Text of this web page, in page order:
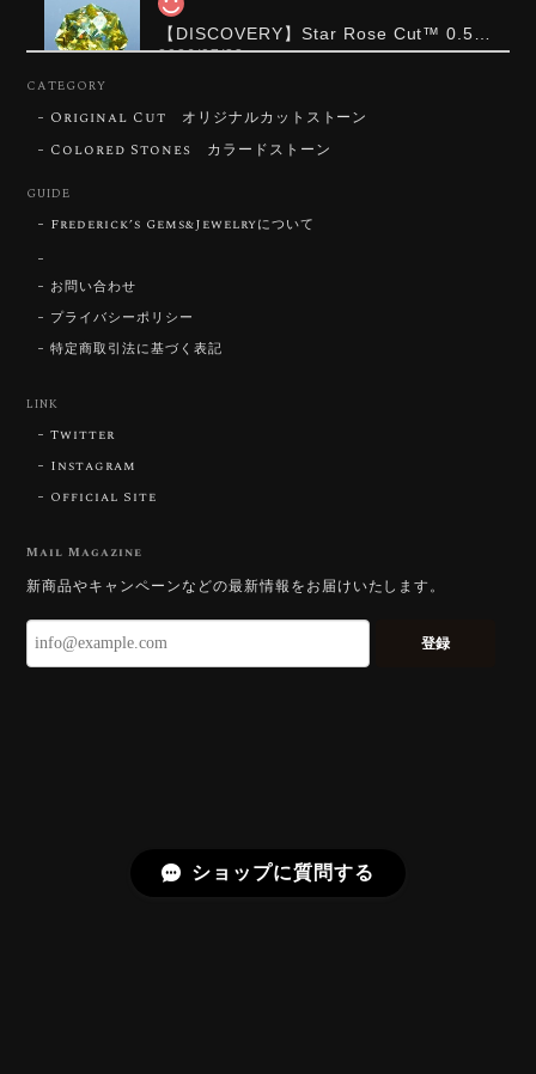
2026/07/23
ずっと待ち望んでいたカットを運よく購入できて嬉し
いです。 ウルウルとギラギラを一度に見ることができ
はないスフェーンの新たな一面を知ることができて感
動しております。 この度はありがとうございました。
お迎えいただきありがとうございます。
「ウルウルとギラギラを一度に」——まさ
にその両立を狙って設計したカットですの
やわらかく受け止めるようにしています。
長くお楽しみいただけますように。
2026/07/21
久しぶりに買えました。 相変わらずギラッギラで素晴
言葉として受け取りました。
CATEGORY
Original Cut オリジナルカットストーン
Colored Stones カラードストーン
GUIDE
Frederick’s Gems&Jewelryについて
お問い合わせ
プライバシーポリシー
特定商取引法に基づく表記
LINK
Twitter
Instagram
Official Site
Mail Magazine
新商品やキャンペーンなどの最新情報をお届けいたします。
登録
ショップに質問する